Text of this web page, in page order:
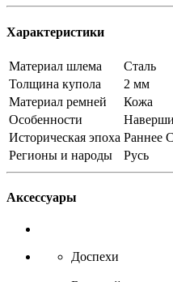
Характеристики
Материал шлема
Сталь
Толщина купола
2 мм
Материал ремней
Кожа
Особенности
Историческая эпоха Раннее
Регионы и народы
Русь
Аксессуары
Доспехи